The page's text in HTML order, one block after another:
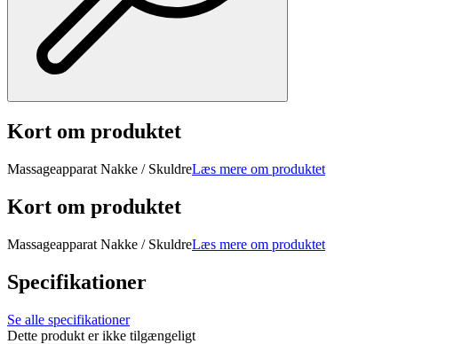
Kort om produktet
Massageapparat Nakke / SkuldreLæs mere om produktet
Kort om produktet
Massageapparat Nakke / SkuldreLæs mere om produktet
Specifikationer
Se alle specifikationer
Dette produkt er ikke tilgængeligt